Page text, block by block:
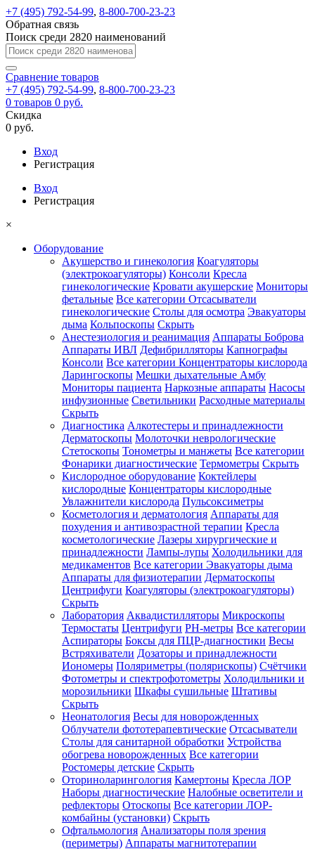
+7 (495) 792-54-99, 8-800-700-23-23
Обратная связь
Поиск среди 2820 наименований
Сравнение товаров
+7 (495) 792-54-99, 8-800-700-23-23
0 товаров 0 руб.
Скидка
0 руб.
Вход
Регистрация
Вход
Регистрация
×
Оборудование
Акушерство и гинекология Коагуляторы
(электрокоагуляторы) Консоли Кресла
гинекологические Кровати акушерские Мониторы
фетальные Все категории Отсасыватели
гинекологические Столы для осмотра Эвакуаторы
дыма Кольпоскопы Скрыть
Анестезиология и реанимация Аппараты Боброва
Аппараты ИВЛ Дефибрилляторы Капнографы
Консоли Все категории Концентраторы кислорода
Ларингоскопы Мешки дыхательные Амбу
Мониторы пациента Наркозные аппараты Насосы
инфузионные Светильники Расходные материалы
Скрыть
Диагностика Алкотестеры и принадлежности
Дерматоскопы Молоточки неврологические
Стетоскопы Тонометры и манжеты Все категории
Фонарики диагностические Термометры Скрыть
Кислородное оборудование Коктейлеры
кислородные Концентраторы кислородные
Увлажнители кислорода Пульсоксиметры
Косметология и дерматология Аппараты для
похудения и антивозрастной терапии Кресла
косметологические Лазеры хирургические и
принадлежности Лампы-лупы Холодильники для
медикаментов Все категории Эвакуаторы дыма
Аппараты для физиотерапии Дерматоскопы
Центрифуги Коагуляторы (электрокоагуляторы)
Скрыть
Лаборатория Аквадистилляторы Микроскопы
Термостаты Центрифуги PH-метры Все категории
Аспираторы Боксы для ПЦР-диагностики Весы
Встряхиватели Дозаторы и принадлежности
Иономеры Поляриметры (полярископы) Счётчики
Фотометры и спектрофотометры Холодильники и
морозильники Шкафы сушильные Штативы
Скрыть
Неонатология Весы для новорожденных
Облучатели фототерапевтические Отсасыватели
Столы для санитарной обработки Устройства
обогрева новорожденных Все категории
Ростомеры детские Скрыть
Оториноларингология Камертоны Кресла ЛОР
Наборы диагностические Налобные осветители и
рефлекторы Отоскопы Все категории ЛОР-
комбайны (установки) Скрыть
Офтальмология Анализаторы поля зрения
(периметры) Аппараты магнитотерапии